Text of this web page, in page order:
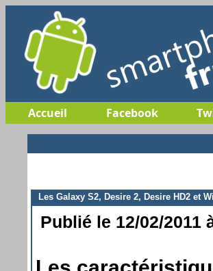
Accueil Facebook
Les Galaxy S2, Desire 2, Desire HD2 et
Publié le 12/02/2011